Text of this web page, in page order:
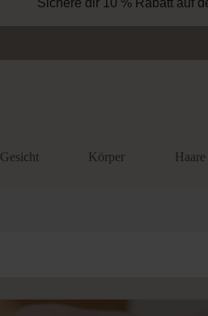
Sichere dir 10 % Rabatt auf
Gesicht Körper Haare